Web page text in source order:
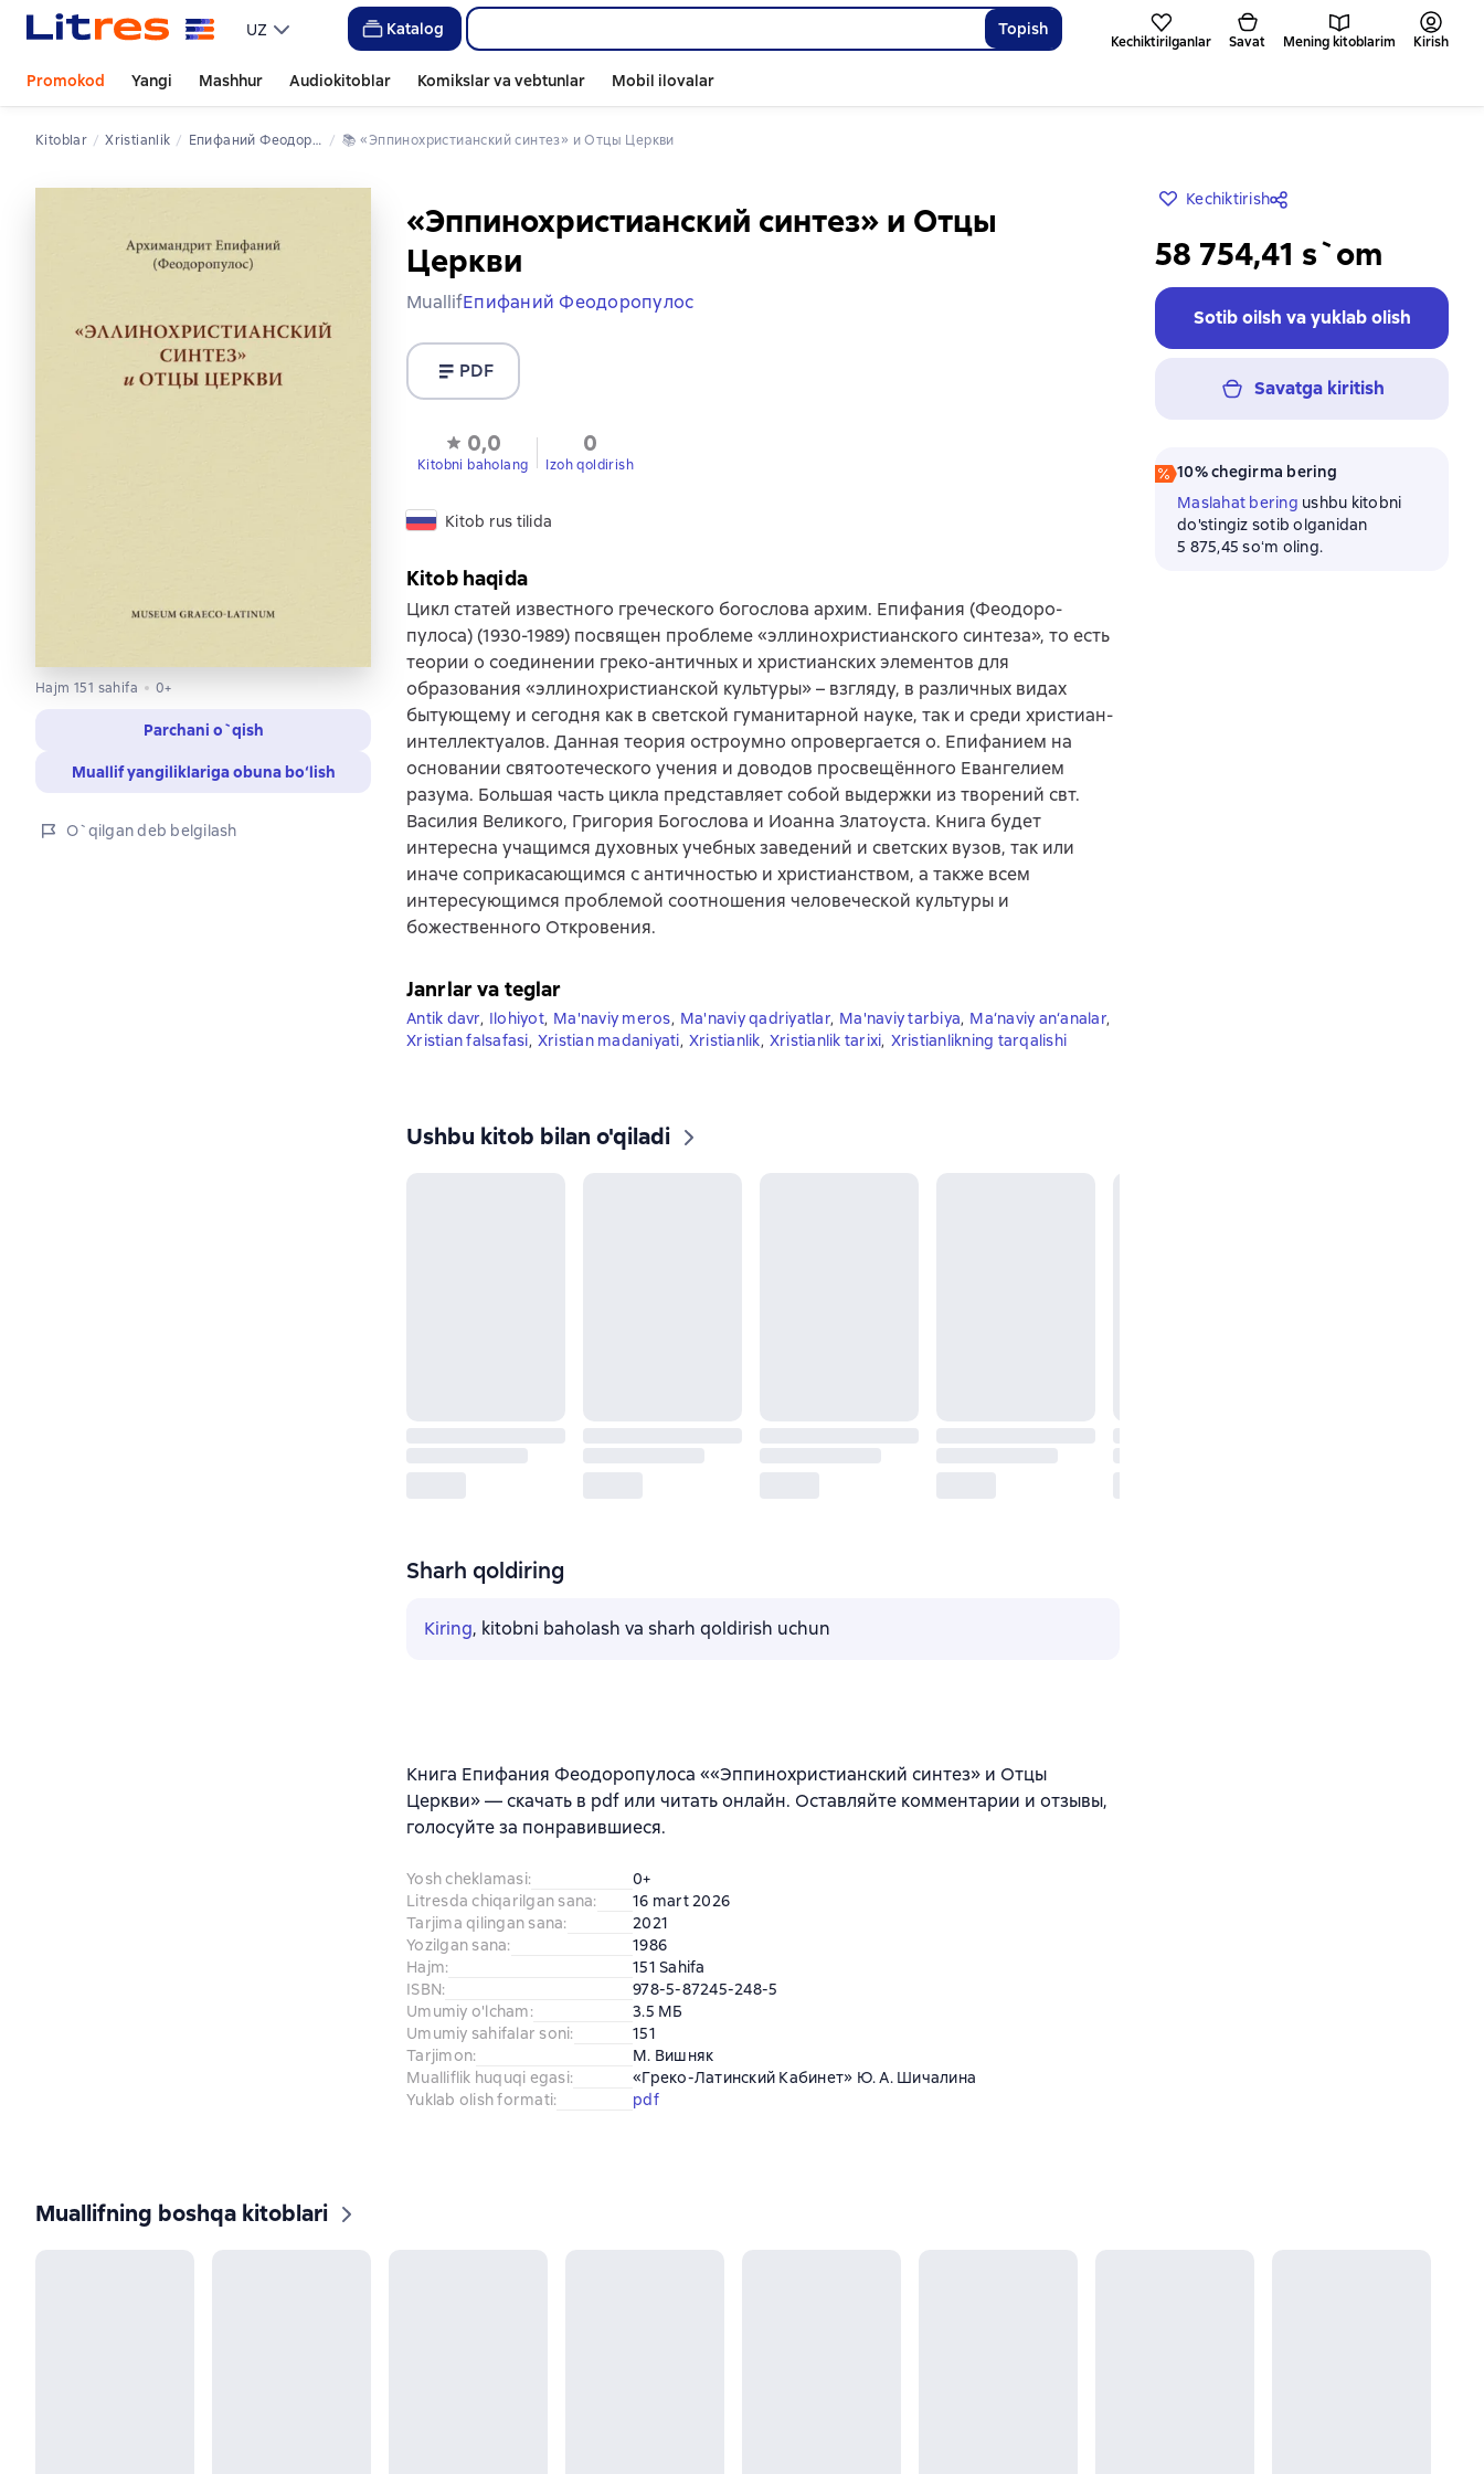
UZ Katalog Topish
Kechiktirilganlar Savat Mening kitoblarim Kirish
Promokod Yangi Mashhur Audiokitoblar Komikslar va vebtunlar Mobil ilovalar
Kitoblar xristianlik Епифаний Феодоропулос 📚 «Эппинохристианский синтез» и Отцы Церкви
Hajm 151 sahifa 0+
Parchani o`qish
Muallif yangiliklariga obuna bo‘lish
O`qilgan deb belgilash
«Эппинохристианский синтез» и Отцы
Церкви
MuallifЕпифаний Феодоропулос
PDF
0,0
Kitobni baholang
0
Izoh qoldirish
Kitob rus tilida
Kechiktirish
58 754,41 s`om
Sotib oilsh va yuklab olish
Savatga kiritish
10% chegirma bering
Maslahat bering ushbu kitobni
do'stingiz sotib olganidan
5 875,45 soʻm oling.
Kitob haqida
Цикл статей известного греческого богослова архим. Епифания (Феодоро-
пулоса) (1930-1989) посвящен проблеме «эллинохристианского синтеза», то есть
теории о соединении греко-античных и христианских элементов для
образования «эллинохристианской культуры» – взгляду, в различных видах
бытующему и сегодня как в светской гуманитарной науке, так и среди христиан-
интеллектуалов. Данная теория остроумно опровергается о. Епифанием на
основании святоотеческого учения и доводов просвещённого Евангелием
разума. Большая часть цикла представляет собой выдержки из творений свт.
Василия Великого, Григория Богослова и Иоанна Златоуста. Книга будет
интересна учащимся духовных учебных заведений и светских вузов, так или
иначе соприкасающимся с античностью и христианством, а также всем
интересующимся проблемой соотношения человеческой культуры и
божественного Откровения.
Janrlar va teglar
Antik davr, Ilohiyot, Ma'naviy meros, Ma'naviy qadriyatlar, Ma'naviy tarbiya, Ma‘naviy an‘analar,
Xristian falsafasi, Xristian madaniyati, Xristianlik, Xristianlik tarixi, Xristianlikning tarqalishi
Ushbu kitob bilan o'qiladi
Sharh qoldiring
Kiring, kitobni baholash va sharh qoldirish uchun
Книга Епифания Феодоропулоса ««Эппинохристианский синтез» и Отцы
Церкви» — скачать в pdf или читать онлайн. Оставляйте комментарии и отзывы,
голосуйте за понравившиеся.
Yosh cheklamasi:
0+
Litresda chiqarilgan sana:
16 mart 2026
Tarjima qilingan sana:
2021
Yozilgan sana:
1986
Hajm:
151 Sahifa
ISBN:
978-5-87245-248-5
Umumiy o'lcham:
3.5 МБ
Umumiy sahifalar soni:
151
Tarjimon:
М. Вишняк
Mualliflik huquqi egasi:
«Греко-Латинский Кабинет» Ю. А. Шичалина
Yuklab olish formati: pdf
Muallifning boshqa kitoblari